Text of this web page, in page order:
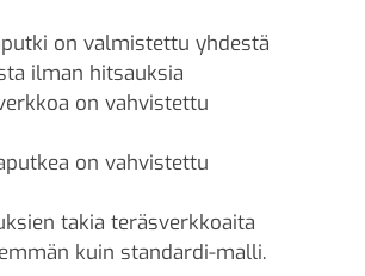
on valmistettu yhdestä
ilman hitsauksia
on vahvistettu
on vahvistettu
takia teräsverkkoaita
kuin standardi-malli.